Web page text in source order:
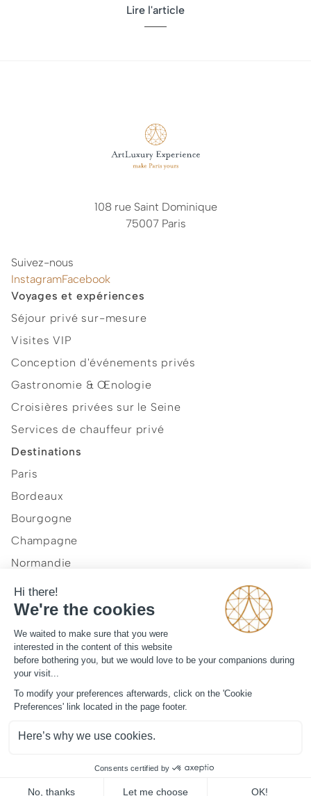
Lire l'article
108 rue Saint Dominique
75007 Paris
Suivez-nous
InstagramFacebook
Voyages et expériences
Séjour privé sur-mesure
Visites VIP
Conception d'événements privés
Gastronomie & Œnologie
Croisières privées sur le Seine
Services de chauffeur privé
Destinations
Paris
Bordeaux
Bourgogne
Champagne
Normandie
Provence et Côte d'Azur
Vallée de la Loire
Notre vision
Journal
Mentions légales
CGV
©2026ArtLuxury Experience™
Tous droits réservés